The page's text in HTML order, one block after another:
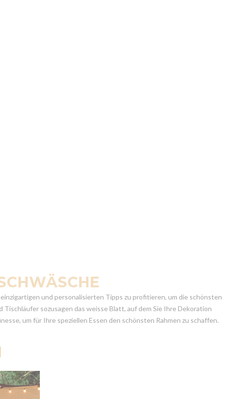
und personalisierten Tipps zu profitieren, um die schönsten
sozusagen das weisse Blatt, auf dem Sie Ihre Dekoration
um für Ihre speziellen Essen den schönsten Rahmen zu schaffen.